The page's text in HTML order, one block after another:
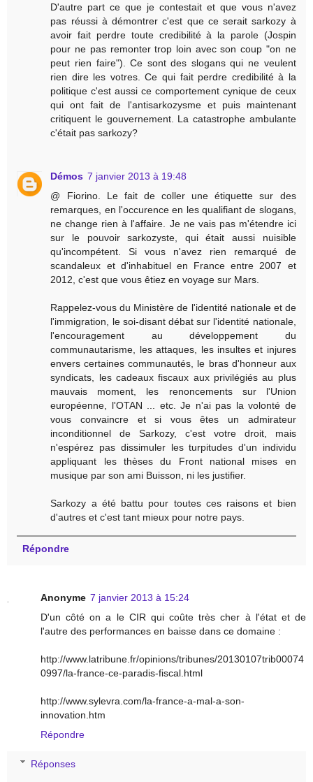
D'autre part ce que je contestait et que vous n'avez
pas réussi à démontrer c'est que ce serait sarkozy à
avoir fait perdre toute credibilité à la parole (Jospin
pour ne pas remonter trop loin avec son coup "on ne
peut rien faire"). Ce sont des slogans qui ne veulent
rien dire les votres. Ce qui fait perdre credibilité à la
politique c'est aussi ce comportement cynique de ceux
qui ont fait de l'antisarkozysme et puis maintenant
critiquent le gouvernement. La catastrophe ambulante
c'était pas sarkozy?
Démos 7 janvier 2013 à 19:48
@ Fiorino. Le fait de coller une étiquette sur des
remarques, en l'occurence en les qualifiant de slogans,
ne change rien à l'affaire. Je ne vais pas m'étendre ici
sur le pouvoir sarkozyste, qui était aussi nuisible
qu'incompétent. Si vous n'avez rien remarqué de
scandaleux et d'inhabituel en France entre 2007 et
2012, c'est que vous êtiez en voyage sur Mars.
Rappelez-vous du Ministère de l'identité nationale et de
l'immigration, le soi-disant débat sur l'identité nationale,
l'encouragement au développement du
communautarisme, les attaques, les insultes et injures
envers certaines communautés, le bras d'honneur aux
syndicats, les cadeaux fiscaux aux privilégiés au plus
mauvais moment, les renoncements sur l'Union
européenne, l'OTAN ... etc. Je n'ai pas la volonté de
vous convaincre et si vous êtes un admirateur
inconditionnel de Sarkozy, c'est votre droit, mais
n'espérez pas dissimuler les turpitudes d'un individu
appliquant les thèses du Front national mises en
musique par son ami Buisson, ni les justifier.
Sarkozy a été battu pour toutes ces raisons et bien
d'autres et c'est tant mieux pour notre pays.
Répondre
Anonyme 7 janvier 2013 à 15:24
D'un côté on a le CIR qui coûte très cher à l'état et de
l'autre des performances en baisse dans ce domaine :
http://www.latribune.fr/opinions/tribunes/20130107trib00074
0997/la-france-ce-paradis-fiscal.html
http://www.sylevra.com/la-france-a-mal-a-son-
innovation.htm
Répondre
Réponses